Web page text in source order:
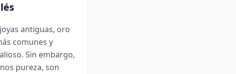
antiguas, oro
comunes y
Sin embargo,
pureza, son